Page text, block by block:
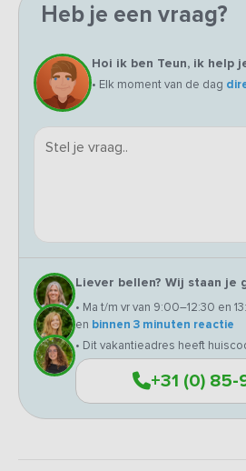
Heb je een vraag?
Hoi ik ben Teun, ik help
• Elk moment van de dag
Liever bellen? Wij staan je
• Ma t/m vr van 9:00–12:30 en
en binnen 3 minuten reactie
• Dit vakantieadres heeft
+31 (0)